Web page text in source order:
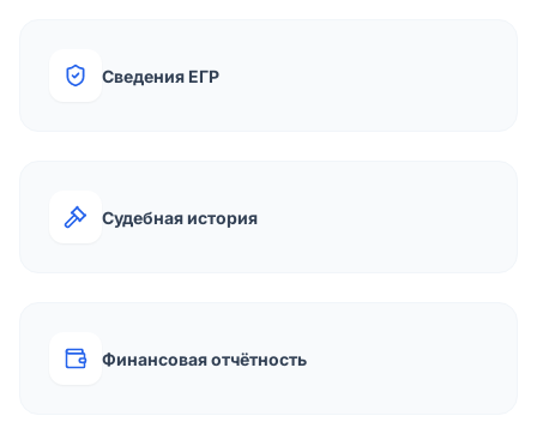
Сведения ЕГР
Судебная история
Финансовая отчётность